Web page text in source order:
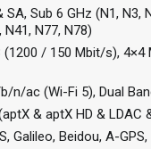
SA, Sub 6 GHz (N1, N3,
N41, N77, N78)
(1200 / 150 Mbit/s), 4×4
n/ac (Wi-Fi 5), Dual
& aptX HD & LDAC
Galileo, Beidou, A-